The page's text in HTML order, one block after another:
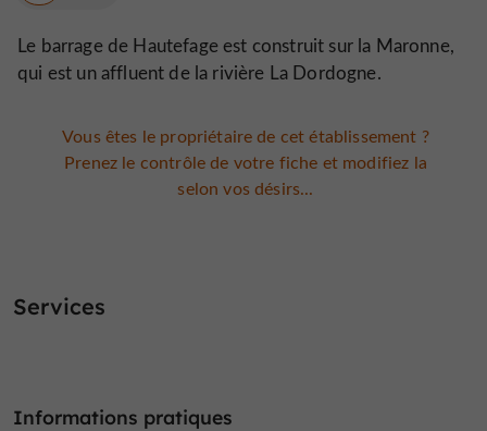
Le barrage de Hautefage est construit sur la Maronne,
qui est un affluent de la rivière La Dordogne.
Vous êtes le propriétaire de cet établissement ?
Prenez le contrôle de votre fiche et modifiez la
selon vos désirs...
Services
Informations pratiques